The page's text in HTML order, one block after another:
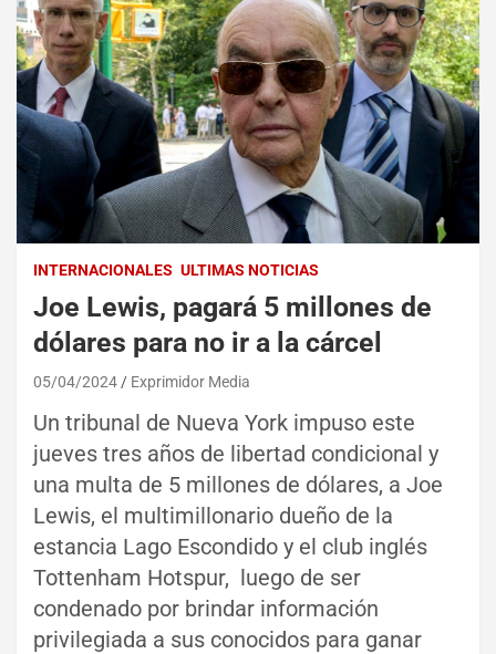
INTERNACIONALES ULTIMAS NOTICIAS
Joe Lewis, pagará 5 millones de
dólares para no ir a la cárcel
05/04/2024 Exprimidor Media
Un tribunal de Nueva York impuso este
jueves tres años de libertad condicional y
una multa de 5 millones de dólares, a Joe
Lewis, el multimillonario dueño de la
estancia Lago Escondido y el club inglés
Tottenham Hotspur, luego de ser
condenado por brindar información
privilegiada a sus conocidos para ganar